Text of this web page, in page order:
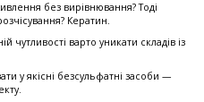
без вирівнювання? Тоді
Кератин.
чутливості варто уникати складів із
у якісні безсульфатні засоби —